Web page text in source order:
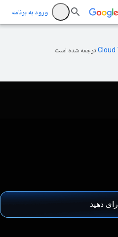
ورود به برنامه
ترجمه شده است.
رای دهید